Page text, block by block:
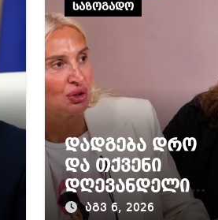
საზოგადო
დადგება დრო
და თქვენი
დღევანდელი
პოსტაობა,
აგვ 6, 2026